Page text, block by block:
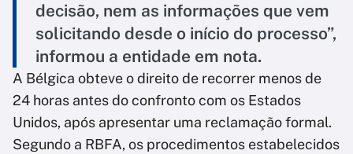
decisão, nem as informações que vem
solicitando desde o início do processo”,
informou a entidade em nota.
A Bélgica obteve o direito de recorrer menos de
24 horas antes do confronto com os Estados
Unidos, após apresentar uma reclamação formal.
Segundo a RBFA, os procedimentos estabelecidos